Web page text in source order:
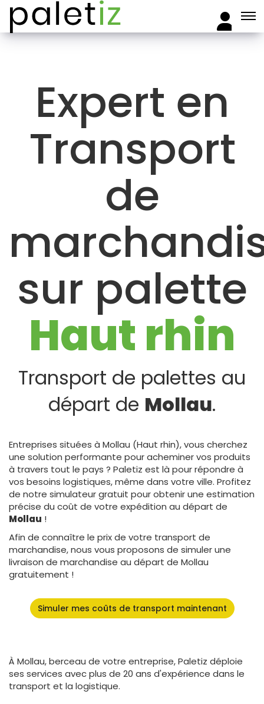
Expert en
Transport
de
sur palette
Haut rhin
Transport de palettes au
départ de Mollau.
Entreprises situées à Mollau (Haut rhin), vous cherchez
une solution performante pour acheminer vos produits
à travers tout le pays ? Paletiz est là pour répondre à
vos besoins logistiques, même dans votre ville. Profitez
de notre simulateur gratuit pour obtenir une estimation
précise du coût de votre expédition au départ de
Mollau !
Afin de connaître le prix de votre transport de
marchandise, nous vous proposons de simuler une
livraison de marchandise au départ de Mollau
gratuitement !
Simuler mes coûts de transport maintenant
À Mollau, berceau de votre entreprise, Paletiz déploie
ses services avec plus de 20 ans d'expérience dans le
transport et la logistique.